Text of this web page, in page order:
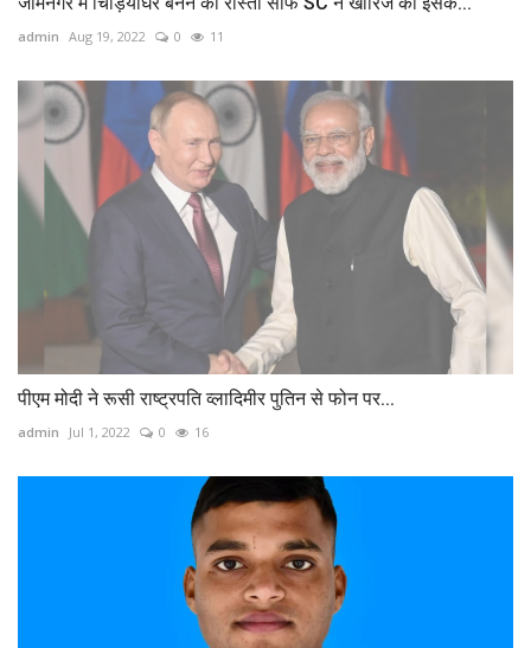
admin Aug 19, 2022 0 11
पीएम मोदी ने रूसी राष्ट्रपति व्लादिमीर पुतिन से फोन पर...
admin Jul 1, 2022 0 16